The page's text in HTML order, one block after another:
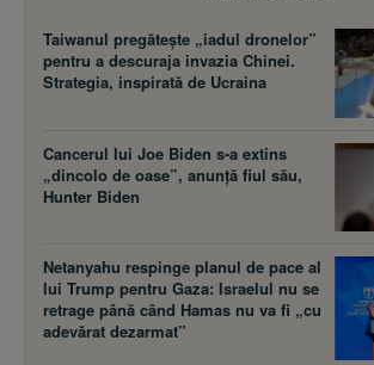
Taiwanul pregătește „iadul dronelor”
pentru a descuraja invazia Chinei.
Strategia, inspirată de Ucraina
Cancerul lui Joe Biden s-a extins
„dincolo de oase”, anunță fiul său,
Hunter Biden
Netanyahu respinge planul de pace al
lui Trump pentru Gaza: Israelul nu se
retrage până când Hamas nu va fi „cu
adevărat dezarmat”